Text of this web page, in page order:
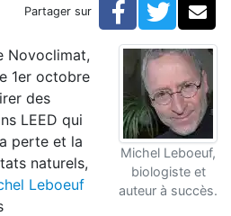
: des pistes pour Novoclimat
Partager sur Facebook
Michel Leboeuf,
biologiste et
auteur à succès.
Novoclimat,
1er octobre
des
LEED qui
perte et la
naturels,
Leboeuf